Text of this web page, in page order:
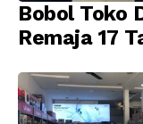
Bobol Toko
Remaja 17
Jatanras